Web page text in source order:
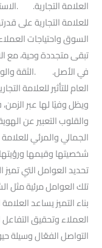
العلامة التجارية.
للعلامة التجارية على
السوق واحتياجات
تبقى متجددة وحية، مع
في الأصل. .الثقة
العام للتأثير للعلامة
ويظل وفيًا لها عبر
والقلوب التعبير عن
الجمالي والمرئي للعلامة
شخصيتها وقيمها
تحديد العوامل التي
تلك العوامل مرئية مثل
بناء التميز يساعد
العملاء وتحقيق
التواصل الفعّال وسيلة